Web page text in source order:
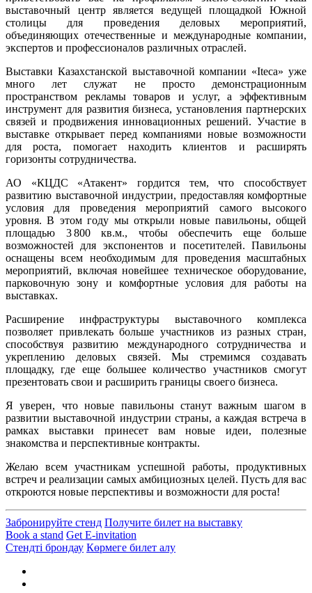
выставочный центр является ведущей площадкой Южной
столицы для проведения деловых мероприятий,
объединяющих отечественные и международные компании,
экспертов и профессионалов различных отраслей.
Выставки Казахстанской выставочной компании «Iteca» уже
много лет служат не просто демонстрационным
пространством рекламы товаров и услуг, а эффективным
инструмент для развития бизнеса, установления партнерских
связей и продвижения инновационных решений. Участие в
выставке открывает перед компаниями новые возможности
для роста, помогает находить клиентов и расширять
горизонты сотрудничества.
АО «КЦДС «Атакент» гордится тем, что способствует
развитию выставочной индустрии, предоставляя комфортные
условия для проведения мероприятий самого высокого
уровня. В этом году мы открыли новые павильоны, общей
площадью 3 800 кв.м., чтобы обеспечить еще больше
возможностей для экспонентов и посетителей. Павильоны
оснащены всем необходимым для проведения масштабных
мероприятий, включая новейшее техническое оборудование,
парковочную зону и комфортные условия для работы на
выставках.
Расширение инфраструктуры выставочного комплекса
позволяет привлекать больше участников из разных стран,
способствуя развитию международного сотрудничества и
укреплению деловых связей. Мы стремимся создавать
площадку, где еще большее количество участников смогут
презентовать свои и расширить границы своего бизнеса.
Я уверен, что новые павильоны станут важным шагом в
развитии выставочной индустрии страны, а каждая встреча в
рамках выставки принесет вам новые идеи, полезные
знакомства и перспективные контракты.
Желаю всем участникам успешной работы, продуктивных
встреч и реализации самых амбициозных целей. Пусть для вас
откроются новые перспективы и возможности для роста!
Забронируйте стенд Получите билет на выставку
Book a stand Get E-invitation
Стендті брондау Көрмеге билет алу